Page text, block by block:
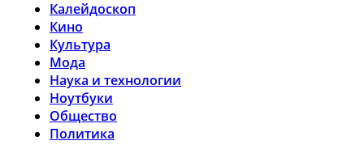
Калейдоскоп
Кино
Культура
Мода
Наука и технологии
Ноутбуки
Общество
Политика